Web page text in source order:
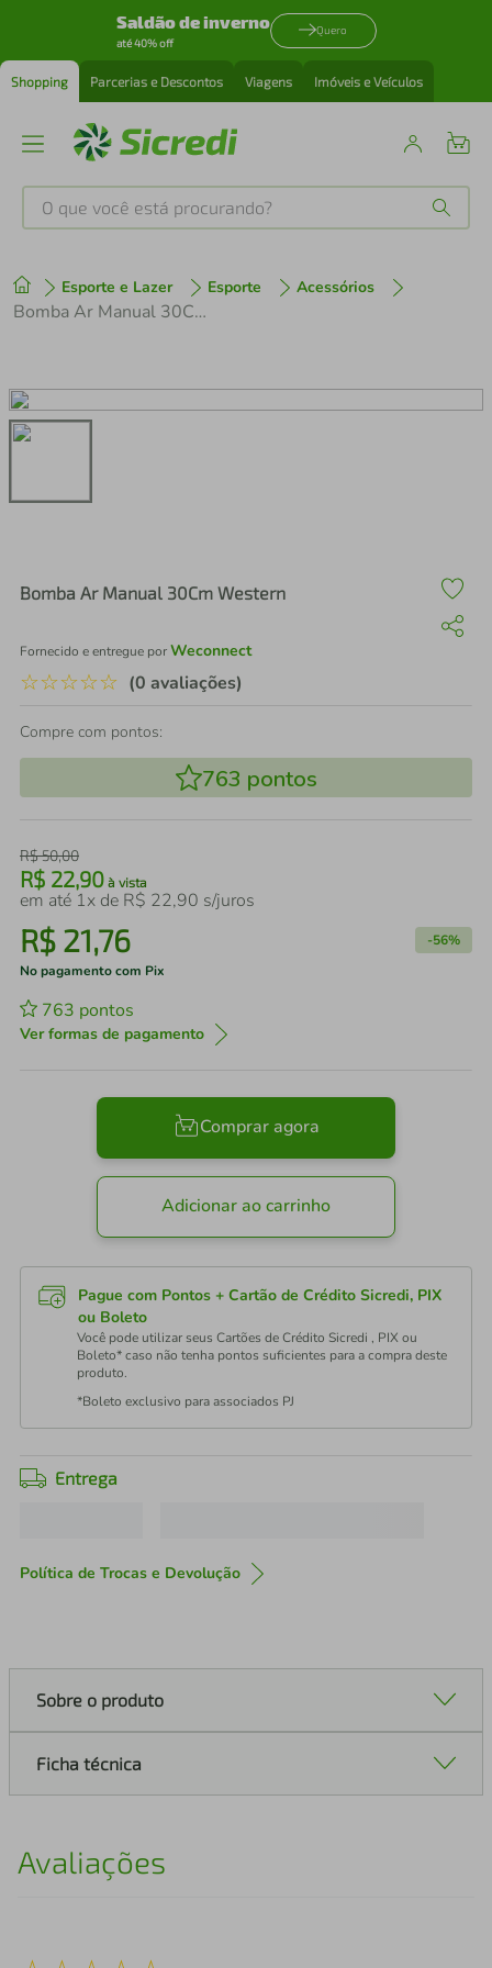
Saldão de inverno
até 40% off
Quero
Shopping Parcerias e Descontos Viagens Imóveis e Veículos
O que você está procurando?
Esporte e Lazer Esporte Acessórios
Bomba Ar Manual 30Cm Western
Bomba Ar Manual 30Cm Western
Fornecido e entregue porWeconnect
☆☆☆☆☆ (0 avaliações)
Compre com pontos:
763 pontos
R$50,00
R$ 22,90 à vista
em até 1x de R$ 22,90 s/juros
R$ 21,76 -56%
No pagamento com Pix
763 pontos
Ver formas de pagamento
Comprar agora
Adicionar ao carrinho
Pague com Pontos + Cartão de Crédito Sicredi, PIX
ou Boleto
Você pode utilizar seus Cartões de Crédito Sicredi , PIX ou
Boleto* caso não tenha pontos suficientes para a compra deste
produto.
*Boleto exclusivo para associados PJ
Entrega
Política de Trocas e Devolução
Sobre o produto
Ficha técnica
Avaliações
1º tenis